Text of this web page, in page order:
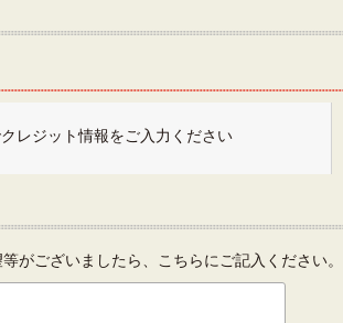
レジット情報をご入力ください
がございましたら、こちらにご記入ください。